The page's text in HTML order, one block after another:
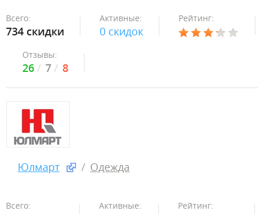
Всего:
734 скидки
Активные:
0 скидок
Рейтинг:
Отзывы:
26 7 8
Юлмарт Одежда
Всего: Активные: Рейтинг: